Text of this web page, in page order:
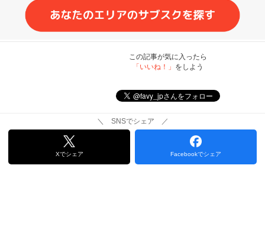
この記事が気に入ったら
「いいね！」 をしよう
＼ SNSでシェア ／
Xでシェア Facebookでシェア